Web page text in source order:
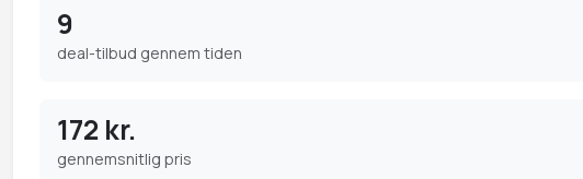
9
deal-tilbud gennem tiden
172 kr.
gennemsnitlig pris